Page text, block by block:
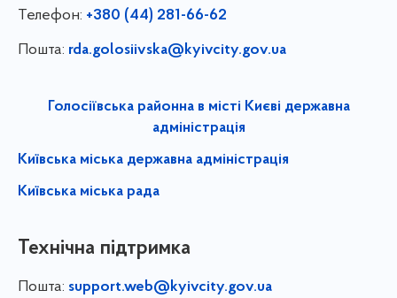
Телефон: +380 (44) 281-66-62
Пошта: rda.golosiivska@kyivcity.gov.ua
Голосіївська районна в місті Києві державна
адміністрація
Київська міська державна адміністрація
Київська міська рада
Технічна підтримка
Пошта: support.web@kyivcity.gov.ua